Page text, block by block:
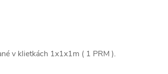
v klietkách 1x1x1m ( 1 PRM ).